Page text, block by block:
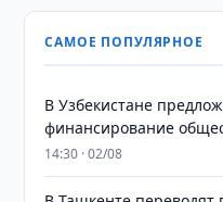
САМОЕ ПОПУЛЯРНОЕ
В Узбекистане
финансирование
14:30 · 02/08